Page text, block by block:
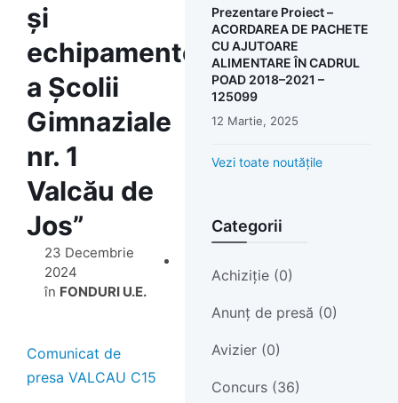
și
echipamente
a Școlii
Gimnaziale
nr. 1
Valcău de
Jos”
23 Decembrie
2024
în FONDURI U.E.
Comunicat de
presa VALCAU C15
Prezentare Proiect –
ACORDAREA DE PACHETE
CU AJUTOARE
ALIMENTARE ÎN CADRUL
POAD 2018–2021 –
125099
12 Martie, 2025
Vezi toate noutățile
Categorii
Achiziție (0)
Anunț de presă (0)
Avizier (0)
Concurs (36)